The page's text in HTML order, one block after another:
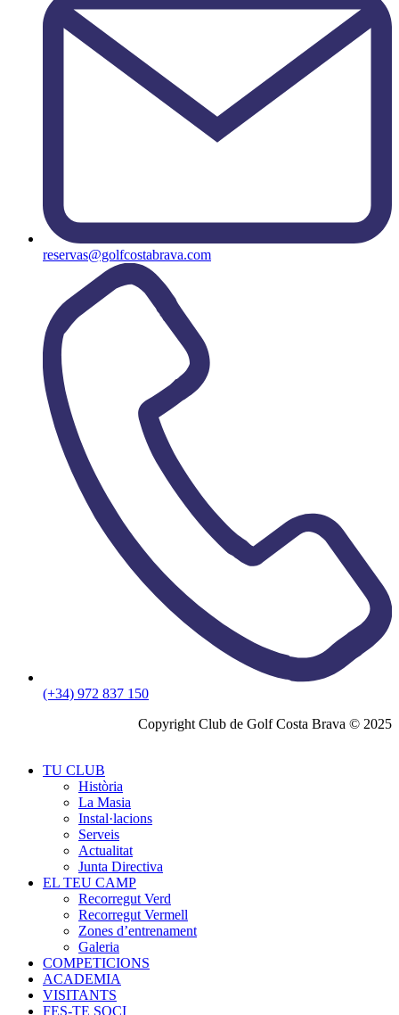
reservas@golfcostabrava.com
(+34) 972 837 150
Copyright Club de Golf Costa Brava © 2025
TU CLUB
Història
La Masia
Instal·lacions
Serveis
Actualitat
Junta Directiva
EL TEU CAMP
Recorregut Verd
Recorregut Vermell
Zones d’entrenament
Galeria
COMPETICIONS
ACADEMIA
VISITANTS
FES-TE SOCI